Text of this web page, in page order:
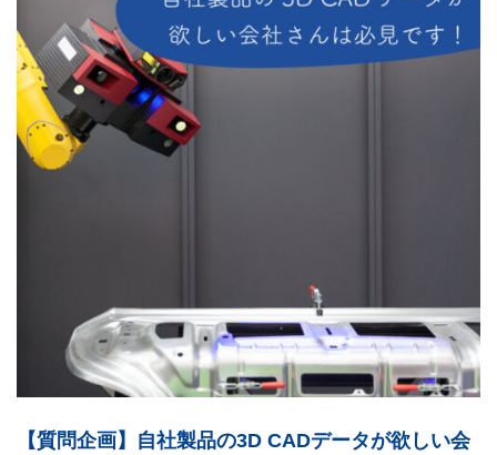
【質問企画】自社製品の3D CADデータが欲しい会